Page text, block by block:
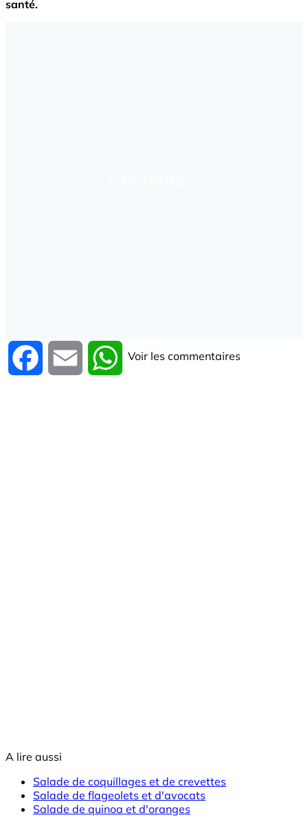
santé.
Facebook Email WhatsApp
Voir les commentaires
A lire aussi
Salade de coquillages et de crevettes
Salade de flageolets et d'avocats
Salade de quinoa et d'oranges